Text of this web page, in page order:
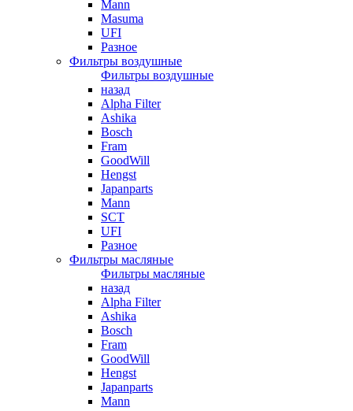
Mann
Masuma
UFI
Разное
Фильтры воздушные
Фильтры воздушные
назад
Alpha Filter
Ashika
Bosch
Fram
GoodWill
Hengst
Japanparts
Mann
SCT
UFI
Разное
Фильтры масляные
Фильтры масляные
назад
Alpha Filter
Ashika
Bosch
Fram
GoodWill
Hengst
Japanparts
Mann